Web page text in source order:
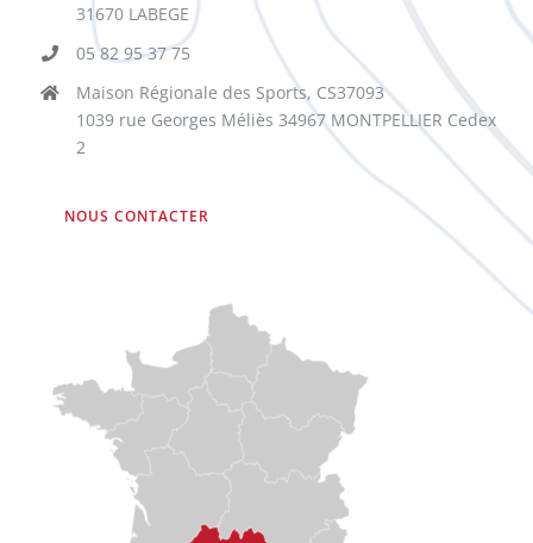
31670 LABEGE
05 82 95 37 75
Maison Régionale des Sports, CS37093
1039 rue Georges Méliès 34967 MONTPELLIER Cedex
2
NOUS CONTACTER